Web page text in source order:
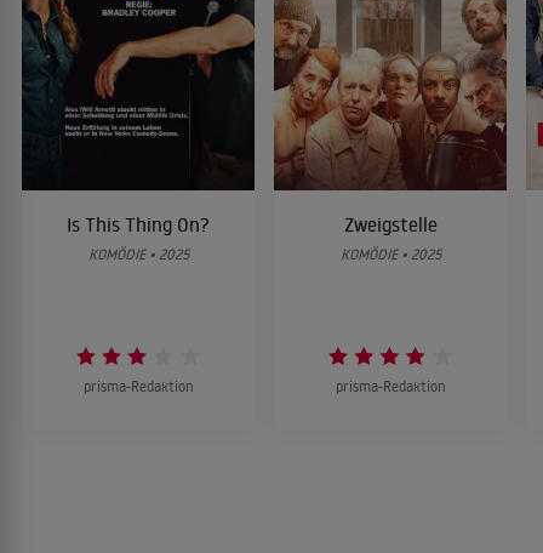
Is This Thing On?
KOMÖDIE • 2025
prisma-Redaktion
Zweigstelle
KOMÖDIE • 2025
prisma-Redaktion